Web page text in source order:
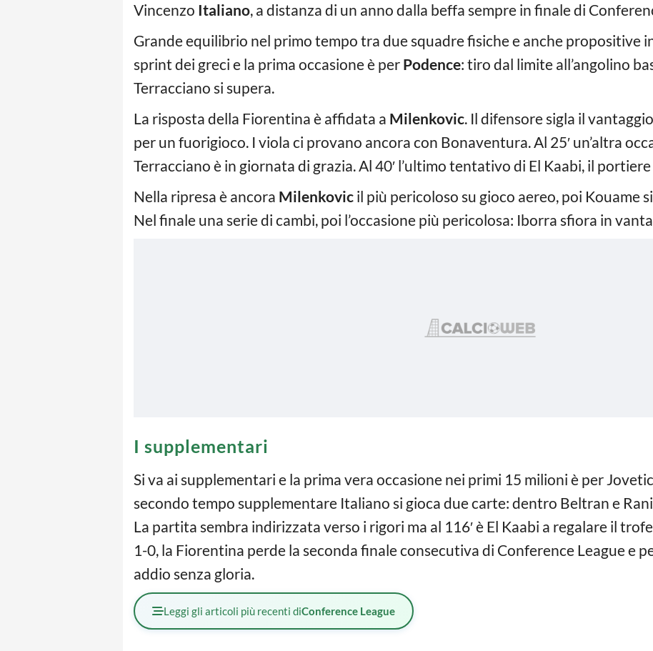
Vincenzo Italiano, a distanza di un anno dalla beffa sempre in finale di
Grande equilibrio nel primo tempo tra due squadre fisiche e anche propositive
sprint dei greci e la prima occasione è per Podence: tiro dal limite all’angolino
Terracciano si supera.
La risposta della Fiorentina è affidata a Milenkovic. Il difensore sigla il
per un fuorigioco. I viola ci provano ancora con Bonaventura. Al 25′ un’altra
Terracciano è in giornata di grazia. Al 40′ l’ultimo tentativo di El Kaabi, il
Nella ripresa è ancora Milenkovic il più pericoloso su gioco aereo, poi Kouame
Nel finale una serie di cambi, poi l’occasione più pericolosa: Iborra sfiora in
I supplementari
Si va ai supplementari e la prima vera occasione nei primi 15 milioni è per
secondo tempo supplementare Italiano si gioca due carte: dentro Beltran e
La partita sembra indirizzata verso i rigori ma al 116′ è El Kaabi a regalare il
1-0, la Fiorentina perde la seconda finale consecutiva di Conference League e
addio senza gloria.
Leggi gli articoli più recenti diConference League